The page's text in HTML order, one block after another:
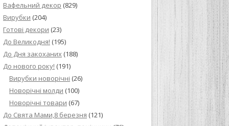
БАГАТО
Вафельний декор (829)
Вирубки (204)
Готові декори (23)
До Великодня! (195)
До Дня закоханих (188)
До нового року! (191)
Вирубки новорічні (26)
Новорічні молди (100)
Новорічні товари (67)
До Свята Мами,8 березня (121)